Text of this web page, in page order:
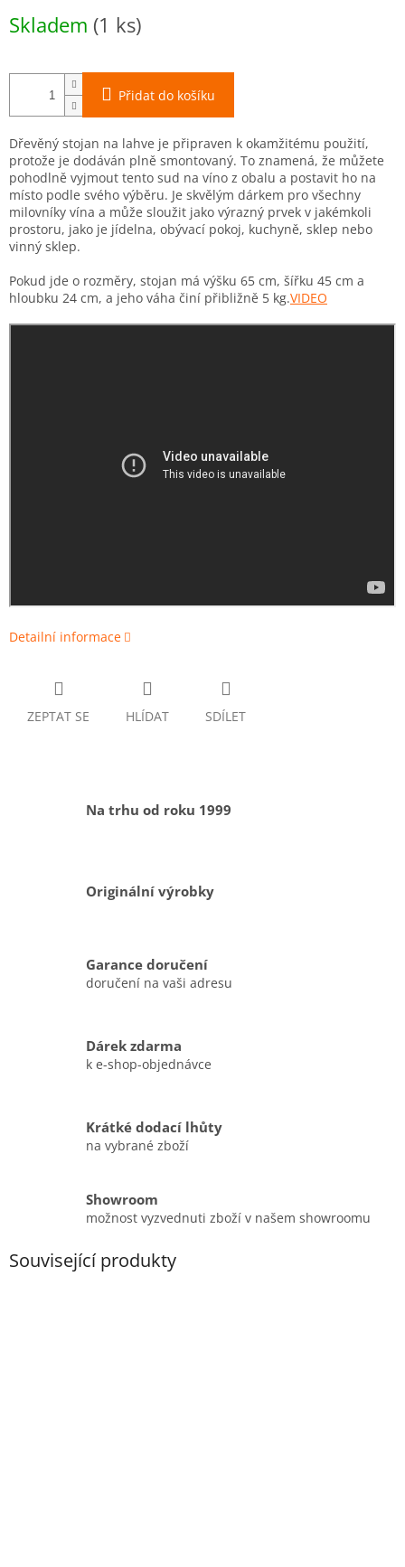
cena:
Skladem (1 ks)
Přidat do košíku
Dřevěný stojan na lahve je připraven k okamžitému použití,
protože je dodáván plně smontovaný. To znamená, že můžete
pohodlně vyjmout tento sud na víno z obalu a postavit ho na
místo podle svého výběru. Je skvělým dárkem pro všechny
milovníky vína a může sloužit jako výrazný prvek v jakémkoli
prostoru, jako je jídelna, obývací pokoj, kuchyně, sklep nebo
vinný sklep.
Pokud jde o rozměry, stojan má výšku 65 cm, šířku 45 cm a
hloubku 24 cm, a jeho váha činí přibližně 5 kg.VIDEO
Detailní informace
ZEPTAT SE HLÍDAT SDÍLET
Na trhu od roku 1999
Originální výrobky
Garance doručení
doručení na vaši adresu
Dárek zdarma
k e-shop-objednávce
Krátké dodací lhůty
na vybrané zboží
Showroom
možnost vyzvednuti zboží v našem showroomu
Související produkty